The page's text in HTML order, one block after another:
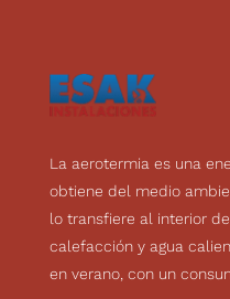
La aerotermia es una
obtiene del medio
lo transfiere al interior
calefacción y agua
en verano, con un